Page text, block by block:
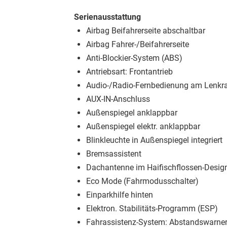
Serienausstattung
Airbag Beifahrerseite abschaltbar
Airbag Fahrer-/Beifahrerseite
Anti-Blockier-System (ABS)
Antriebsart: Frontantrieb
Audio-/Radio-Fernbedienung am
AUX-IN-Anschluss
Außenspiegel anklappbar
Außenspiegel elektr. anklappbar
Blinkleuchte in Außenspiegel integriert
Bremsassistent
Dachantenne im Haifischflossen-
Eco Mode (Fahrmodusschalter)
Einparkhilfe hinten
Elektron. Stabilitäts-Programm (ESP)
Fahrassistenz-System: Abstandswarner